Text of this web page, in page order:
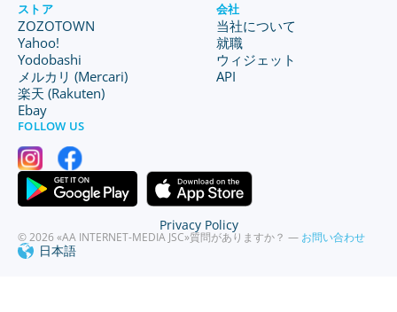
ストア
ZOZOTOWN
Yahoo!
Yodobashi
メルカリ (Mercari)
楽天 (Rakuten)
Ebay
会社
当社について
就職
ウィジェット
API
FOLLOW US
© 2026 «AA INTERNET-MEDIA JSC»質問がありますか？ — お問い合わせ
日本語
Privacy Policy